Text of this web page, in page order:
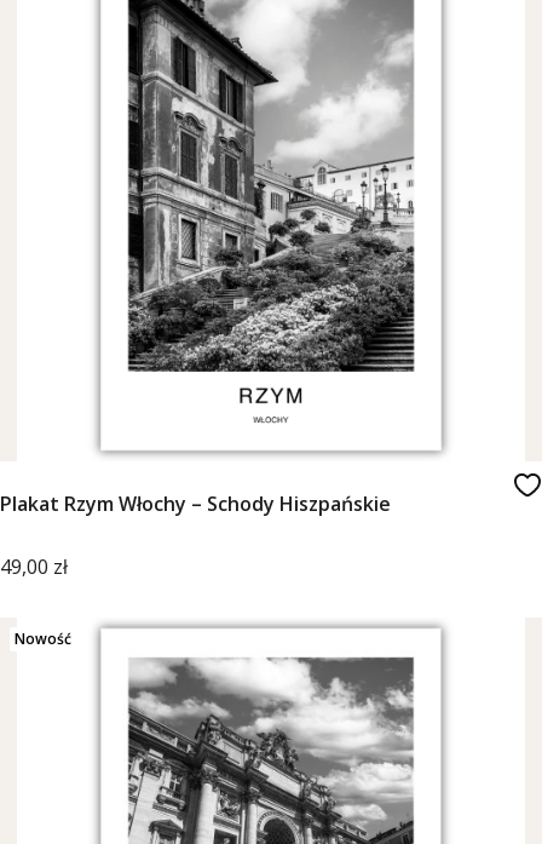
Plakat Rzym Włochy – Schody Hiszpańskie
Cena
49,00 zł
Nowość